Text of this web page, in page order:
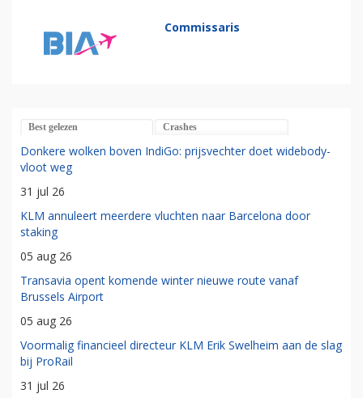
Commissaris
Best gelezen Crashes
Donkere wolken boven IndiGo: prijsvechter doet widebody-
vloot weg
31 jul 26
KLM annuleert meerdere vluchten naar Barcelona door
staking
05 aug 26
Transavia opent komende winter nieuwe route vanaf
Brussels Airport
05 aug 26
Voormalig financieel directeur KLM Erik Swelheim aan de slag
bij ProRail
31 jul 26